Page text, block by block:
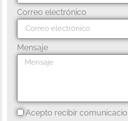
Correo electrónico
Mensaje
Acepto recibir